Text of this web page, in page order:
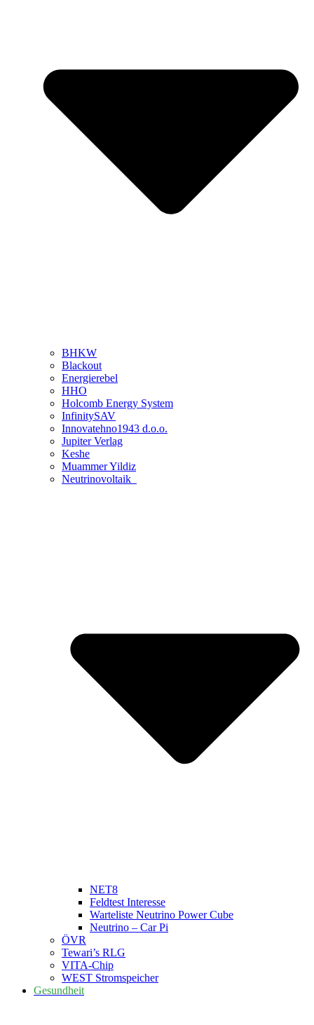
BHKW
Blackout
Energierebel
HHO
Holcomb Energy System
InfinitySAV
Innovatehno1943 d.o.o.
Jupiter Verlag
Keshe
Muammer Yildiz
Neutrinovoltaik
NET8
Feldtest Interesse
Warteliste Neutrino Power Cube
Neutrino – Car Pi
ÖVR
Tewari’s RLG
VITA-Chip
WEST Stromspeicher
Gesundheit